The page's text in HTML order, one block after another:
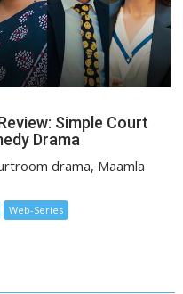
Simple Court
Drama
drama, Maamla
Web-Series